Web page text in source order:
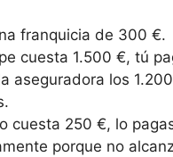
franquicia de 300 €.
cuesta 1.500 €, tú
aseguradora los
cuesta 250 €, lo
porque no